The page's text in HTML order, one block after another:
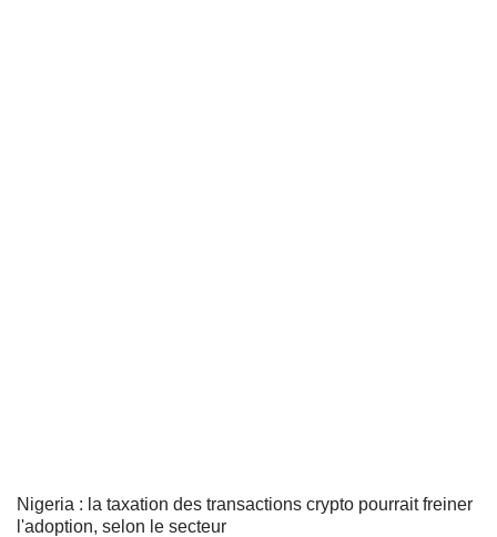
Nigeria : la taxation des transactions crypto pourrait freiner
l'adoption, selon le secteur